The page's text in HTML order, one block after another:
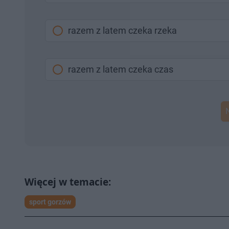
razem z latem czeka rzeka
razem z latem czeka czas
sport gorzów